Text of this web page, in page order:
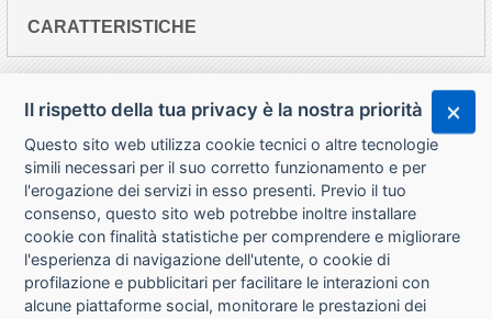
CARATTERISTICHE
CHI SIAMO
Il rispetto della tua privacy è la nostra priorità
Questo sito web utilizza cookie tecnici o altre tecnologie
simili necessari per il suo corretto funzionamento e per
l'erogazione dei servizi in esso presenti. Previo il tuo
consenso, questo sito web potrebbe inoltre installare
cookie con finalità statistiche per comprendere e migliorare
l'esperienza di navigazione dell'utente, o cookie di
profilazione e pubblicitari per facilitare le interazioni con
alcune piattaforme social, monitorare le prestazioni dei